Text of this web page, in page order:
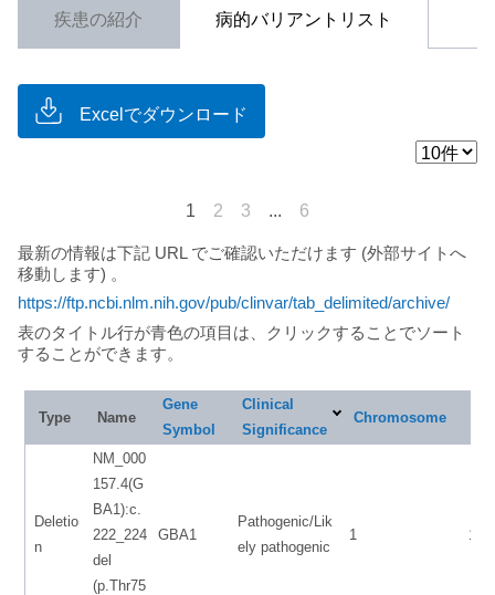
疾患の紹介 病的バリアントリスト
Excelでダウンロード
1 2 3 ... 6
最新の情報は下記 URL でご確認いただけます (外部サイトへ
移動します) 。
https://ftp.ncbi.nlm.nih.gov/pub/clinvar/tab_delimited/archive/
表のタイトル行が青色の項目は、クリックすることでソート
することができます。
Type Name
Gene
Symbol
Clinical
Significance
Chromosome
Deletio
n
NM_000
157.4(G
BA1):c.
222_224
del
(p.Thr75
GBA1
Pathogenic/Lik
ely pathogenic
1